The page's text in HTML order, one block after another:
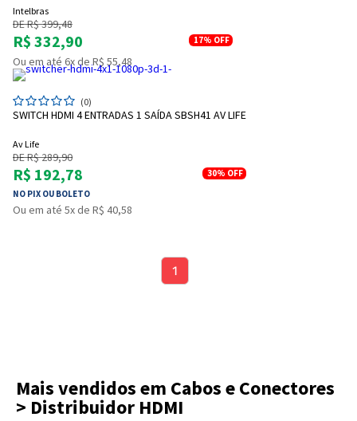
Intelbras
DE R$ 399,48
R$ 332,90 17% OFF
Ou em até 6x de R$ 55,48
(0)
SWITCH HDMI 4 ENTRADAS 1 SAÍDA SBSH41 AV LIFE
Av Life
DE R$ 289,90
R$ 192,78
NO PIX OU BOLETO
30% OFF
Ou em até 5x de R$ 40,58
1
Mais vendidos em Cabos e Conectores
> Distribuidor HDMI